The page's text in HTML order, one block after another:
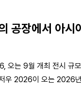
공장에서 아시
오는 9월 개최 전시 규
우 2026이 오는 2026